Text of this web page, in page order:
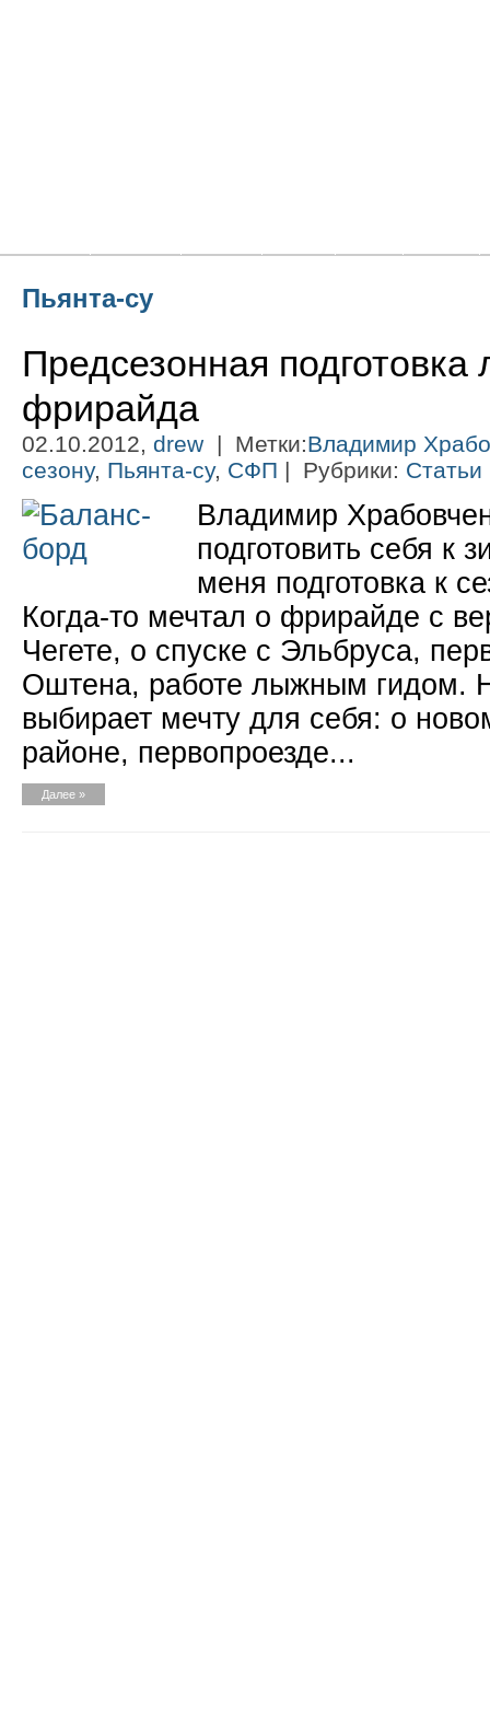
Пьянта-су
Предсезонная
фрирайда
02.10.2012, drew | Метки:Владимир
сезону, Пьянта-су, СФП | Рубрики: Статьи
Владимир
подготовить себя к
меня подготовка к
Когда-то мечтал о фрирайде с
Чегете, о спуске с Эльбруса,
Оштена, работе лыжным гидом.
выбирает мечту для себя: о
районе, первопроезде...
Далее »